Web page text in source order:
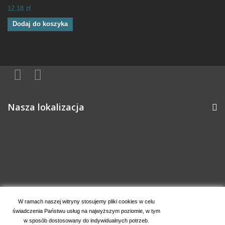
12,18 zł
Dodaj do koszyka
W ramach naszej witryny stosujemy pliki cookies w celu
świadczenia Państwu usług na najwyższym poziomie, w tym
w sposób dostosowany do indywidualnych potrzeb.
Nasza lokalizacja
Moje konto